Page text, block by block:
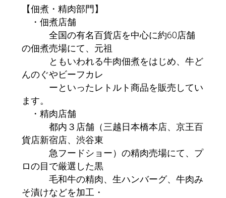
【佃煮・精肉部門】
・佃煮店舗
全国の有名百貨店を中心に約60店舗
の佃煮売場にて、元祖
ともいわれる牛肉佃煮をはじめ、牛ど
んのぐやビーフカレ
ーといったレトルト商品を販売してい
ます。
・精肉店舗
都内３店舗（三越日本橋本店、京王百
貨店新宿店、渋谷東
急フードショー）の精肉売場にて、プ
ロの目で厳選した黒
毛和牛の精肉、生ハンバーグ、牛肉み
そ漬けなどを加工・